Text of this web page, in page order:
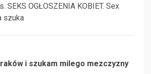
SEKS OGŁOSZENIA KOBIET. Sex
szuka
i szukam milego mezczyzny